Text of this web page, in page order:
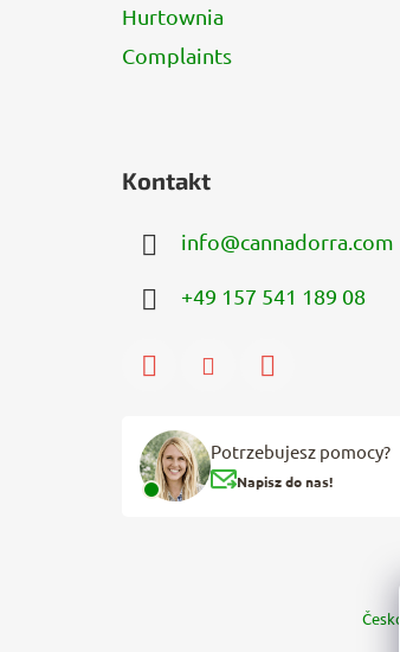
Hurtownia
Complaints
Kontakt
info@cannadorra.com
+49 157 541 189 08
Potrzebujesz pomocy?
Napisz do nas!
Česko